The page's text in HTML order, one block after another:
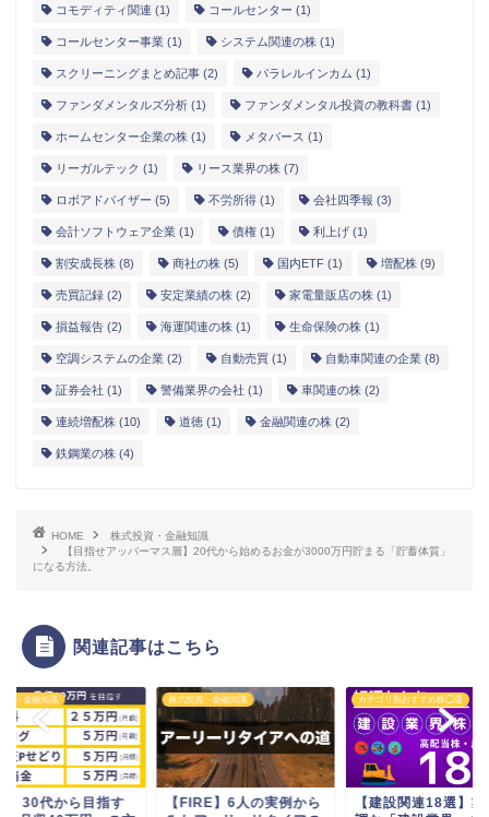
コモディティ関連 (1) コールセンター (1)
コールセンター事業 (1) システム関連の株 (1)
スクリーニングまとめ記事 (2) パラレルインカム (1)
ファンダメンタルズ分析 (1) ファンダメンタル投資の教科書 (1)
ホームセンター企業の株 (1) メタバース (1)
リーガルテック (1) リース業界の株 (7)
ロボアドバイザー (5) 不労所得 (1) 会社四季報 (3)
会計ソフトウェア企業 (1) 債権 (1) 利上げ (1)
割安成長株 (8) 商社の株 (5) 国内ETF (1) 増配株 (9)
売買記録 (2) 安定業績の株 (2) 家電量販店の株 (1)
損益報告 (2) 海運関連の株 (1) 生命保険の株 (1)
空調システムの企業 (2) 自動売買 (1) 自動車関連の企業 (8)
証券会社 (1) 警備業界の会社 (1) 車関連の株 (2)
連続増配株 (10) 道徳 (1) 金融関連の株 (2)
鉄鋼業の株 (4)
HOME
株式投資・金融知識
【目指せアッパーマス層】20代から始めるお金が3000万円貯まる「貯蓄体質」
になる方法。
関連記事はこちら
資・金融知識
】6人の実例から
カテゴリ別おすすめ株◯選
【建設関連18選】業績好
株式投資・金融知識
「三菱重工業(7011)